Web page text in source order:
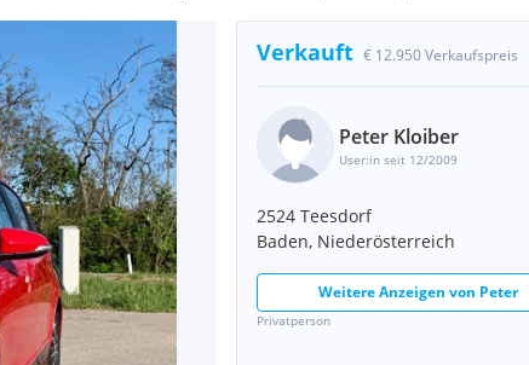
Verkauft € 12.950 Verkaufspreis
Peter Kloiber
User:in seit 12/2009
2524 Teesdorf
Baden, Niederösterreich
Weitere Anzeigen von Peter
Privatperson